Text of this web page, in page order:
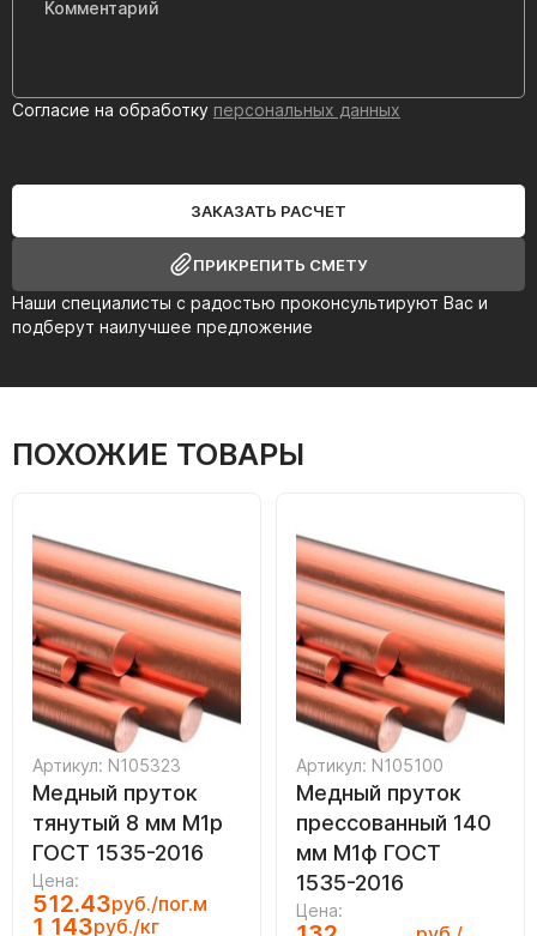
Наши специалисты с радостью проконсультируют Вас и
подберут наилучшее предложение
Согласие на обработку персональных данных
ЗАКАЗАТЬ РАСЧЕТ
ПРИКРЕПИТЬ СМЕТУ
ПОХОЖИЕ ТОВАРЫ
Артикул: N105323
Медный пруток
тянутый 8 мм М1р
ГОСТ 1535-2016
Цена:
512.43руб./пог.м
1 143руб./кг
Артикул: N105100
Медный пруток
прессованный 140
мм М1ф ГОСТ
1535-2016
Цена: